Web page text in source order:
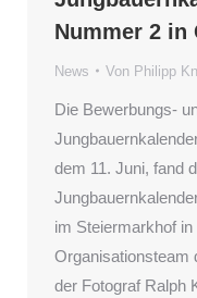
Nummer 2 in
News Von Philipp
Die Bewerbungs-
dem 11. Juni, fand
im Steiermarkhof
Organisationsteam
der Fotograf Ralph